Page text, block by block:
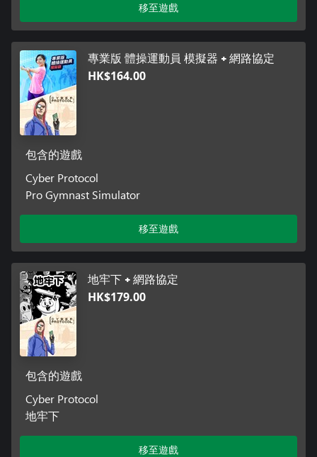
移至遊戲
專業版 體操運動員 模擬器 + 網路協定
HK$164.00
包含的遊戲
Cyber Protocol
Pro Gymnast Simulator
移至遊戲
地牢下 + 網路協定
HK$179.00
包含的遊戲
Cyber Protocol
地牢下
移至遊戲